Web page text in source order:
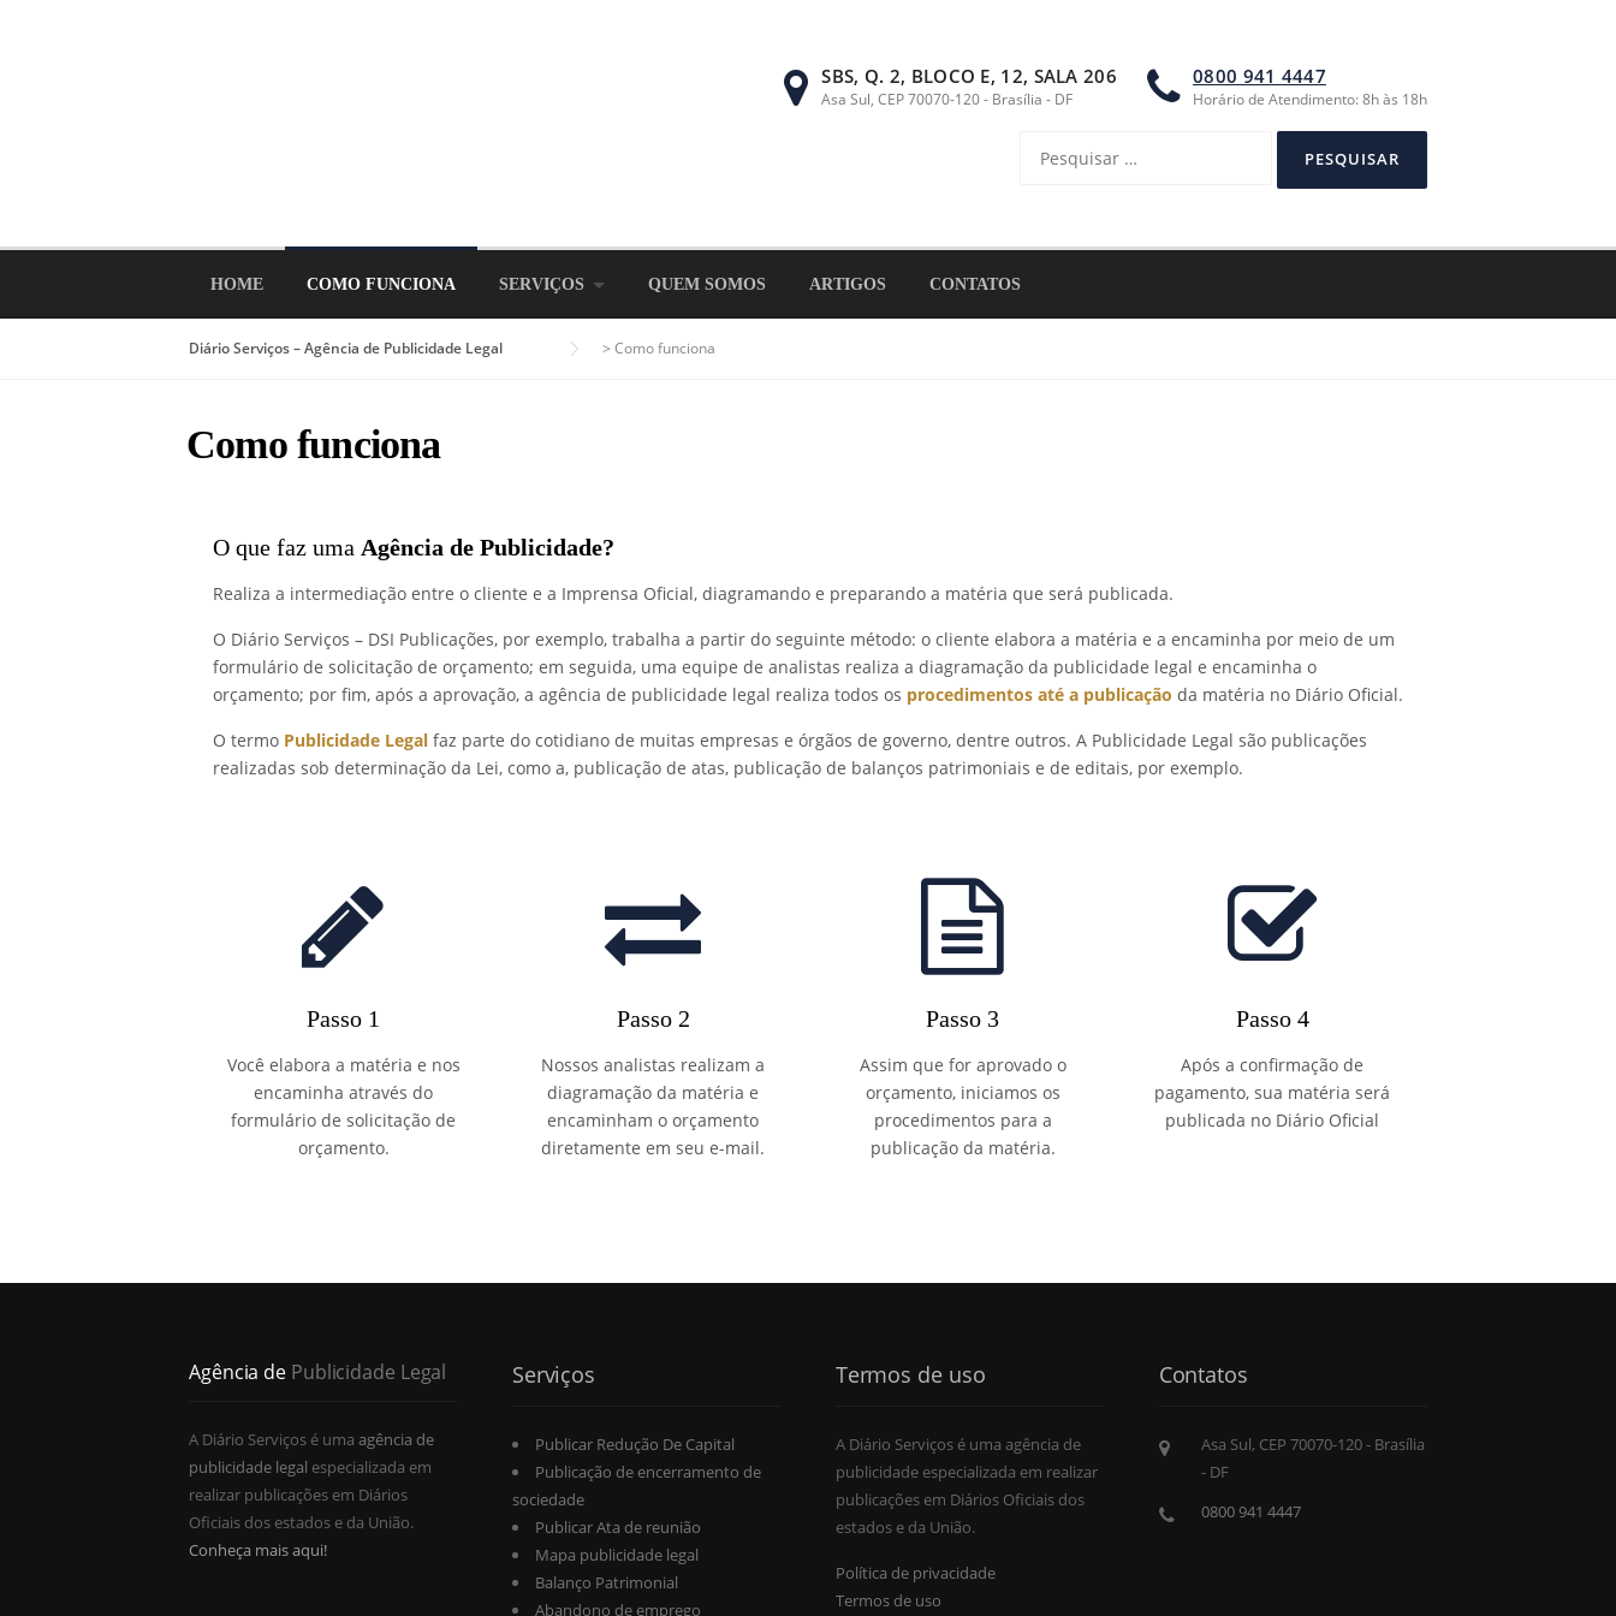
SBS, Q. 2, BLOCO E, 12, SALA 206
Asa Sul, CEP 70070-120 - Brasília - DF
0800 941 4447
Horário de Atendimento: 8h às 18h
por:
HOME COMO FUNCIONA SERVIÇOS QUEM SOMOS ARTIGOS CONTATOS
Diário Serviços – Agência de Publicidade Legal > Como funciona
Como funciona
O que faz uma Agência de Publicidade?
Realiza a intermediação entre o cliente e a Imprensa Oficial, diagramando e preparando a matéria que será publicada.
O Diário Serviços – DSI Publicações, por exemplo, trabalha a partir do seguinte método: o cliente elabora a matéria e a encaminha por meio de um
formulário de solicitação de orçamento; em seguida, uma equipe de analistas realiza a diagramação da publicidade legal e encaminha o
orçamento; por fim, após a aprovação, a agência de publicidade legal realiza todos os procedimentos até a publicação da matéria no Diário Oficial.
O termo Publicidade Legal faz parte do cotidiano de muitas empresas e órgãos de governo, dentre outros. A Publicidade Legal são publicações
realizadas sob determinação da Lei, como a, publicação de atas, publicação de balanços patrimoniais e de editais, por exemplo.
Passo 1
Você elabora a matéria e nos
encaminha através do
formulário de solicitação de
orçamento.
Passo 2
Nossos analistas realizam a
diagramação da matéria e
encaminham o orçamento
diretamente em seu e-mail.
Passo 3
Assim que for aprovado o
orçamento, iniciamos os
procedimentos para a
publicação da matéria.
Passo 4
Após a confirmação de
pagamento, sua matéria será
publicada no Diário Oficial
Agência de Publicidade Legal
A Diário Serviços é uma agência de
publicidade legal especializada em
realizar publicações em Diários
Oficiais dos estados e da União.
Conheça mais aqui!
Serviços
Publicar Redução De Capital
Publicação de encerramento de
sociedade
Publicar Ata de reunião
Mapa publicidade legal
Balanço Patrimonial
Abandono de emprego
Termos de uso
A Diário Serviços é uma agência de
publicidade especializada em realizar
publicações em Diários Oficiais dos
estados e da União.
Política de privacidade
Termos de uso
Contatos
Asa Sul, CEP 70070-120 - Brasília
- DF
0800 941 4447